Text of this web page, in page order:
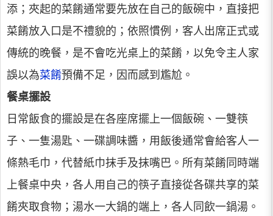
添；夾起的菜餚通常要先放在自己的飯碗中，直接把
菜餚放入口是不禮貌的；依照慣例，客人出席正式或
傳統的晚餐，是不會吃光桌上的菜餚，以免令主人家
誤以為菜餚預備不足，因而感到尷尬。
餐桌擺設
日常飯食的擺設是在各座席擺上一個飯碗、一雙筷
子、一隻湯匙、一碟調味醬，用飯後通常會給客人一
條熱毛巾，代替紙巾抹手及抹嘴巴。所有菜餚同時端
上餐桌中央，各人用自己的筷子直接從各碟共享的菜
餚夾取食物；湯水一大鍋的端上，各人同飲一鍋湯。